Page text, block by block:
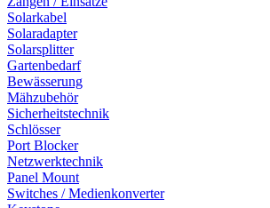
Solarkabel
Solaradapter
Solarsplitter
Gartenbedarf
Bewässerung
Mähzubehör
Sicherheitstechnik
Schlösser
Port Blocker
Netzwerktechnik
Panel Mount
Switches / Medienkonverter